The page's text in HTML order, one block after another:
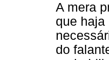
A mera
que haja
do